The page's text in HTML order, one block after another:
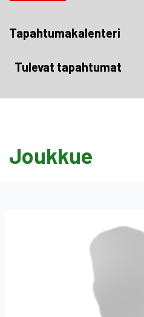
Tapahtumakalenteri
Tulevat tapahtumat
Joukkue